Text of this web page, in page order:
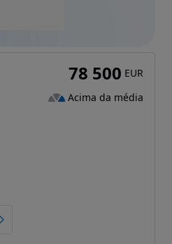
78 500 EUR
Acima da média